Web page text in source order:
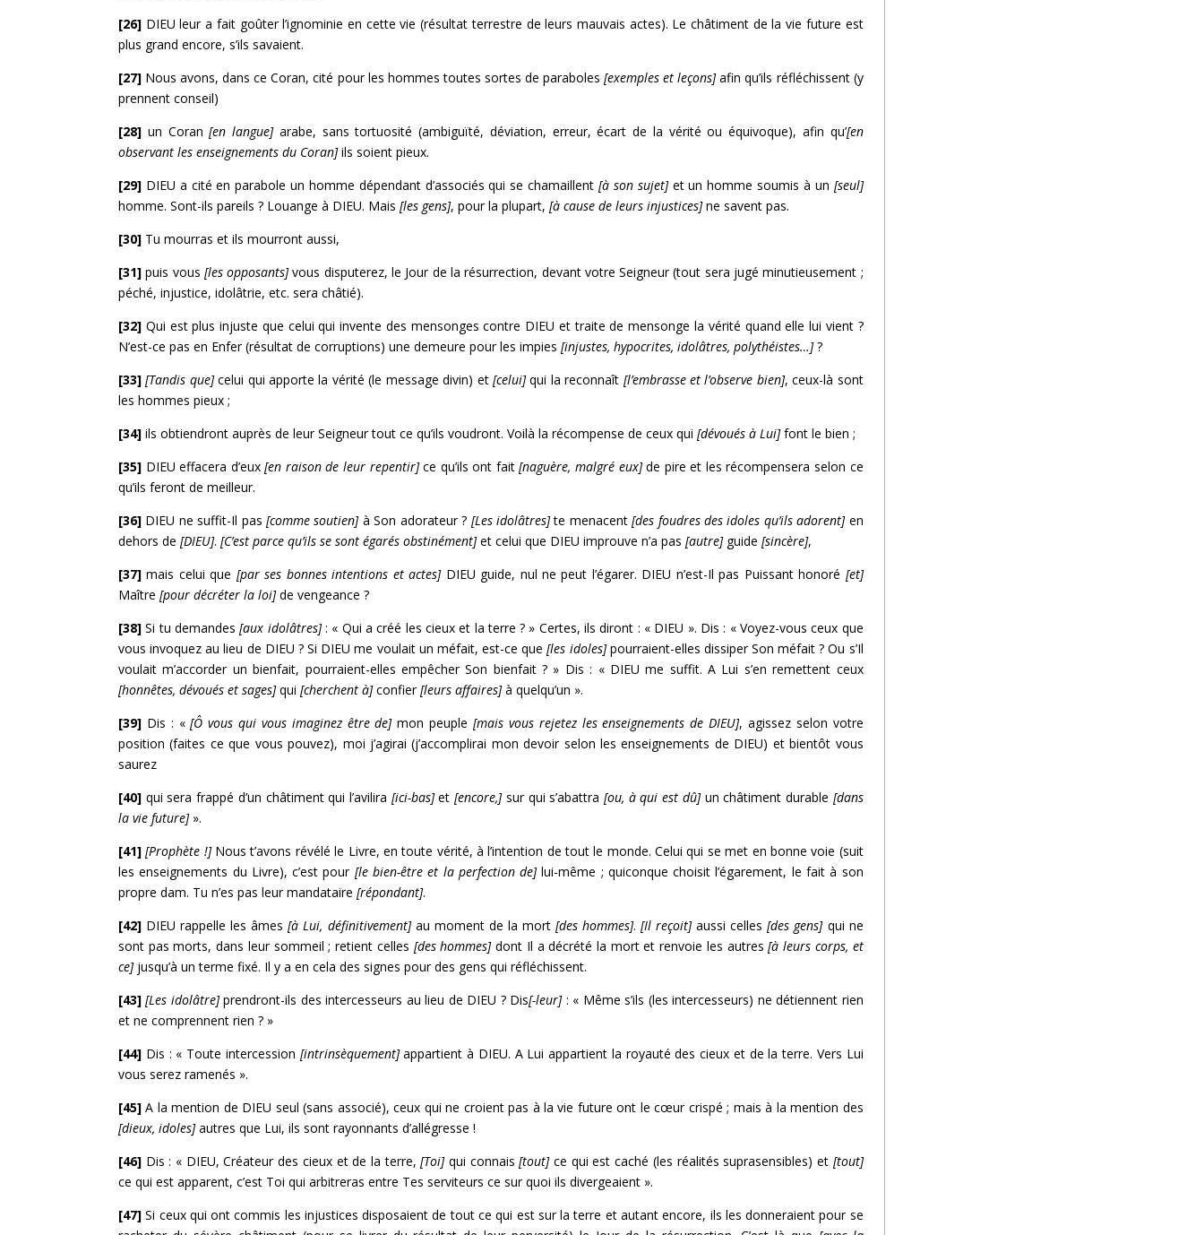
[26] DIEU leur a fait goûter l’ignominie en cette vie (résultat terrestre de leurs mauvais actes). Le châtiment de la vie future est
plus grand encore, s’ils savaient.
[27] Nous avons, dans ce Coran, cité pour les hommes toutes sortes de paraboles[exemples et leçons]afin qu’ils réfléchissent (y
prennent conseil)
[28] un Coran[en langue]arabe, sans tortuosité (ambiguïté, déviation, erreur, écart de la vérité ou équivoque), afin qu’[en
observant les enseignements du Coran]ils soient pieux.
[29] DIEU a cité en parabole un homme dépendant d’associés qui se chamaillent[à son sujet]et un homme soumis à un [seul]
homme. Sont-ils pareils ? Louange à DIEU. Mais [les gens], pour la plupart, [à cause de leurs injustices]ne savent pas.
[30] Tu mourras et ils mourront aussi,
[31]puis vous [les opposants]vous disputerez, le Jour de la résurrection, devant votre Seigneur (tout sera jugé minutieusement ;
péché, injustice, idolâtrie, etc. sera châtié).
[32] Qui est plus injuste que celui qui invente des mensonges contre DIEU et traite de mensonge la vérité quand elle lui vient ?
N’est-ce pas en Enfer (résultat de corruptions) une demeure pour les impies [injustes, hypocrites, idolâtres, polythéistes…]?
[33][Tandis que]celui qui apporte la vérité (le message divin) et [celui]qui la reconnaît [l’embrasse et l’observe bien], ceux-là sont
les hommes pieux ;
[34] ils obtiendront auprès de leur Seigneur tout ce qu’ils voudront. Voilà la récompense de ceux qui [dévoués à Lui]font le bien ;
[35] DIEU effacera d’eux[en raison de leur repentir]ce qu’ils ont fait[naguère, malgré eux]de pire et les récompensera selon ce
qu’ils feront de meilleur.
[36] DIEU ne suffit-Il pas[comme soutien]à Son adorateur ? [Les idolâtres]te menacent[des foudres des idoles qu’ils adorent]en
dehors de [DIEU]. [C’est parce qu’ils se sont égarés obstinément]et celui que DIEU improuve n’a pas [autre]guide [sincère],
[37]mais celui que [par ses bonnes intentions et actes]DIEU guide, nul ne peut l’égarer. DIEU n’est-Il pas Puissant honoré [et]
Maître [pour décréter la loi]de vengeance ?
[38]Si tu demandes[aux idolâtres]: « Qui a créé les cieux et la terre ? » Certes, ils diront : « DIEU ». Dis : « Voyez-vous ceux que
vous invoquez au lieu de DIEU ? Si DIEU me voulait un méfait, est-ce que[les idoles]pourraient-elles dissiper Son méfait ? Ou s’Il
voulait m’accorder un bienfait, pourraient-elles empêcher Son bienfait ? » Dis : « DIEU me suffit. A Lui s’en remettent ceux
[honnêtes, dévoués et sages]qui [cherchent à]confier[leurs affaires]à quelqu’un ».
[39] Dis : «[Ô vous qui vous imaginez être de]mon peuple[mais vous rejetez les enseignements de DIEU], agissez selon votre
position (faites ce que vous pouvez), moi j’agirai (j’accomplirai mon devoir selon les enseignements de DIEU) et bientôt vous
saurez
[40] qui sera frappé d’un châtiment qui l’avilira [ici-bas]et[encore,]sur qui s’abattra [ou, à qui est dû]un châtiment durable [dans
la vie future]».
[41][Prophète !]Nous t’avons révélé le Livre, en toute vérité, à l’intention de tout le monde. Celui qui se met en bonne voie (suit
les enseignements du Livre), c’est pour [le bien-être et la perfection de]lui-même ; quiconque choisit l’égarement, le fait à son
propre dam. Tu n’es pas leur mandataire [répondant].
[42] DIEU rappelle les âmes[à Lui, définitivement]au moment de la mort [des hommes].[Il reçoit]aussi celles[des gens]qui ne
sont pas morts, dans leur sommeil ; retient celles [des hommes]dont Il a décrété la mort et renvoie les autres[à leurs corps, et
ce]jusqu’à un terme fixé. Il y a en cela des signes pour des gens qui réfléchissent.
[43][Les idolâtre]prendront-ils des intercesseurs au lieu de DIEU ? Dis[-leur]: « Même s’ils (les intercesseurs) ne détiennent rien
et ne comprennent rien ? »
[44] Dis : « Toute intercession [intrinsèquement]appartient à DIEU. A Lui appartient la royauté des cieux et de la terre. Vers Lui
vous serez ramenés ».
[45]A la mention de DIEU seul (sans associé), ceux qui ne croient pas à la vie future ont le cœur crispé ; mais à la mention des
[dieux, idoles]autres que Lui, ils sont rayonnants d’allégresse !
[46] Dis : « DIEU, Créateur des cieux et de la terre,[Toi]qui connais[tout]ce qui est caché (les réalités suprasensibles) et [tout]
ce qui est apparent, c’est Toi qui arbitreras entre Tes serviteurs ce sur quoi ils divergeaient ».
[47]Si ceux qui ont commis les injustices disposaient de tout ce qui est sur la terre et autant encore, ils les donneraient pour se